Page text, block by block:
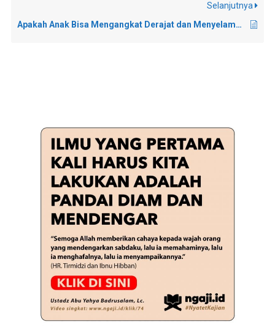
Selanjutnya
Apakah Anak Bisa Mengangkat Derajat dan Menyelamatkan Orang Tuanya?